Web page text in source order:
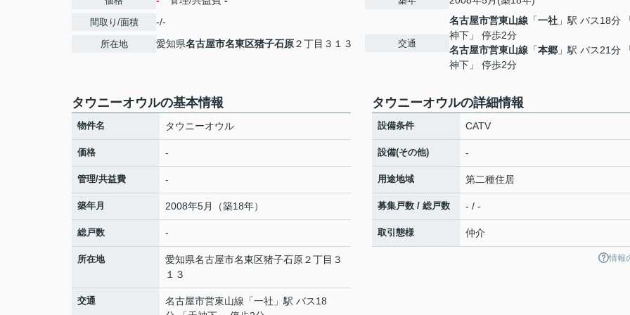
間取り/面積 -/-
所在地 愛知県名古屋市名東区猪子石原２丁目３１３ 交通
名古屋市営東山線 「一社 」駅 バス18分
神下」 停歩2分
名古屋市営東山線 「本郷 」駅 バス21分
神下」 停歩2分
タウニーオウルの基本情報
物件名 タウニーオウル
価格 -
管理/共益費 -
築年月 2008年5月（築18年）
総戸数 -
所在地 愛知県名古屋市名東区猪子石原２丁目３
１３
交通 名古屋市営東山線 「一社 」駅 バス18
タウニーオウルの詳細情報
設備条件 CATV
設備(その他) -
用途地域 第二種住居
募集戸数 / 総戸数 - / -
取引態様 仲介
情報